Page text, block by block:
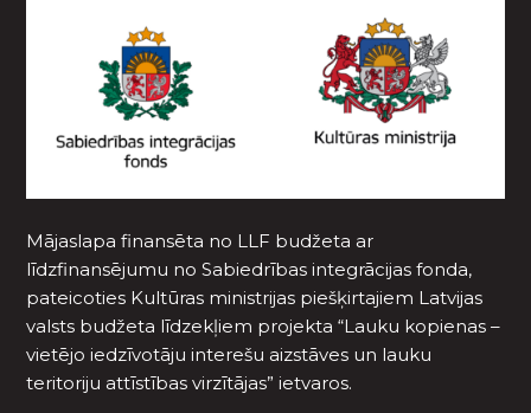
Mājaslapa finansēta no LLF budžeta ar
līdzfinansējumu no Sabiedrības integrācijas fonda,
pateicoties Kultūras ministrijas piešķirtajiem Latvijas
valsts budžeta līdzekļiem projekta “Lauku kopienas –
vietējo iedzīvotāju interešu aizstāves un lauku
teritoriju attīstības virzītājas” ietvaros.